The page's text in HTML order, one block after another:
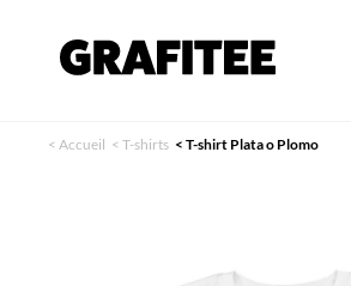
< Accueil < T-shirts < T-shirt Plata o Plomo